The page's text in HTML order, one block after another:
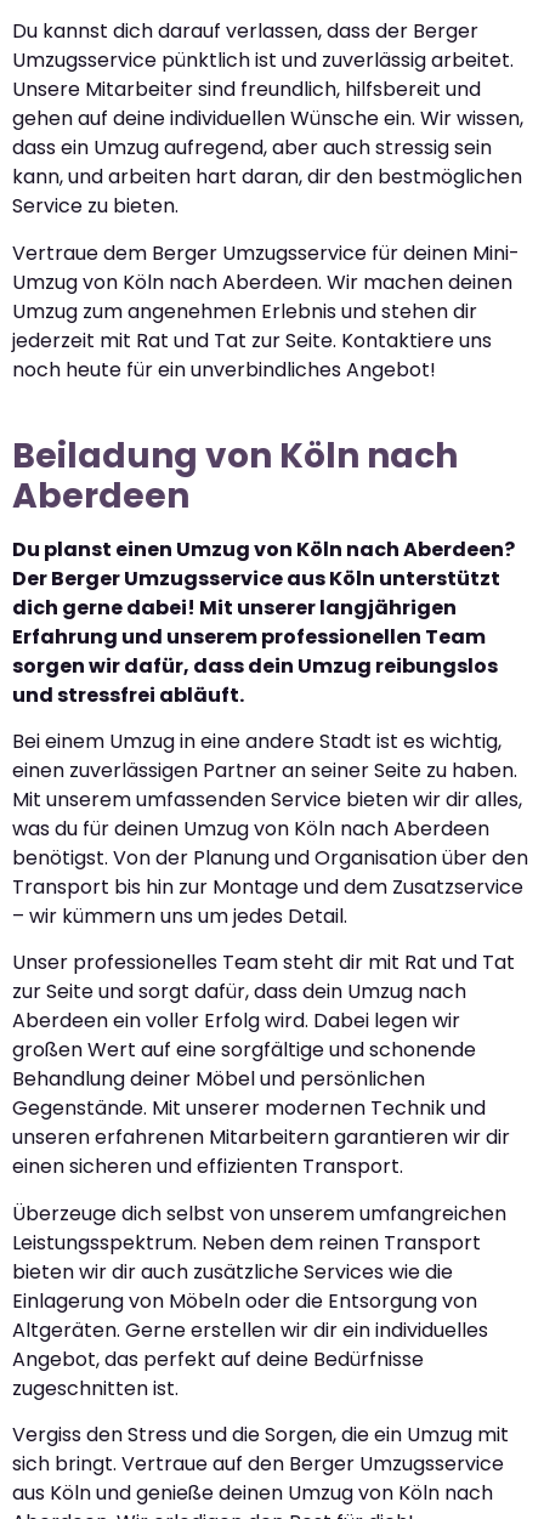
Du kannst dich darauf verlassen, dass der Berger
Umzugsservice pünktlich ist und zuverlässig arbeitet.
Unsere Mitarbeiter sind freundlich, hilfsbereit und
gehen auf deine individuellen Wünsche ein. Wir wissen,
dass ein Umzug aufregend, aber auch stressig sein
kann, und arbeiten hart daran, dir den bestmöglichen
Service zu bieten.
Vertraue dem Berger Umzugsservice für deinen Mini-
Umzug von Köln nach Aberdeen. Wir machen deinen
Umzug zum angenehmen Erlebnis und stehen dir
jederzeit mit Rat und Tat zur Seite. Kontaktiere uns
noch heute für ein unverbindliches Angebot!
Beiladung von Köln nach
Aberdeen
Du planst einen Umzug von Köln nach Aberdeen?
Der Berger Umzugsservice aus Köln unterstützt
dich gerne dabei! Mit unserer langjährigen
Erfahrung und unserem professionellen Team
sorgen wir dafür, dass dein Umzug reibungslos
und stressfrei abläuft.
Bei einem Umzug in eine andere Stadt ist es wichtig,
einen zuverlässigen Partner an seiner Seite zu haben.
Mit unserem umfassenden Service bieten wir dir alles,
was du für deinen Umzug von Köln nach Aberdeen
benötigst. Von der Planung und Organisation über den
Transport bis hin zur Montage und dem Zusatzservice
– wir kümmern uns um jedes Detail.
Unser professionelles Team steht dir mit Rat und Tat
zur Seite und sorgt dafür, dass dein Umzug nach
Aberdeen ein voller Erfolg wird. Dabei legen wir
großen Wert auf eine sorgfältige und schonende
Behandlung deiner Möbel und persönlichen
Gegenstände. Mit unserer modernen Technik und
unseren erfahrenen Mitarbeitern garantieren wir dir
einen sicheren und effizienten Transport.
Überzeuge dich selbst von unserem umfangreichen
Leistungsspektrum. Neben dem reinen Transport
bieten wir dir auch zusätzliche Services wie die
Einlagerung von Möbeln oder die Entsorgung von
Altgeräten. Gerne erstellen wir dir ein individuelles
Angebot, das perfekt auf deine Bedürfnisse
zugeschnitten ist.
Vergiss den Stress und die Sorgen, die ein Umzug mit
sich bringt. Vertraue auf den Berger Umzugsservice
aus Köln und genieße deinen Umzug von Köln nach